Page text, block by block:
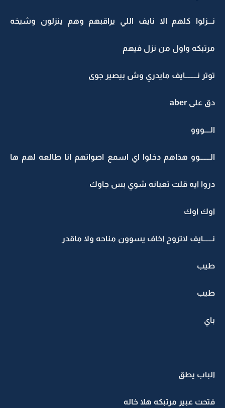
نـــزلوا كلهم الا نايف اللي يراقبهم وهم ينزلون وشيخه
مرتبكه واول من نزل فيهم
توتر نــــــــايف مايدري وش بيصير جوى
دق على aber
الــــووو
الـــــــوو هذاهم دخلوا اي اسمع اصواتهم انا طالعه لهم ها
دروا ايه قلت تعبانه شوي بس جاوك
اوك اوك
نــــــايف لاتروح اخاف يسوون مناحه ولا ماقدر
طيب
طيب
باي
الباب يطق
فتحت عبير مرتبكه هلا خاله